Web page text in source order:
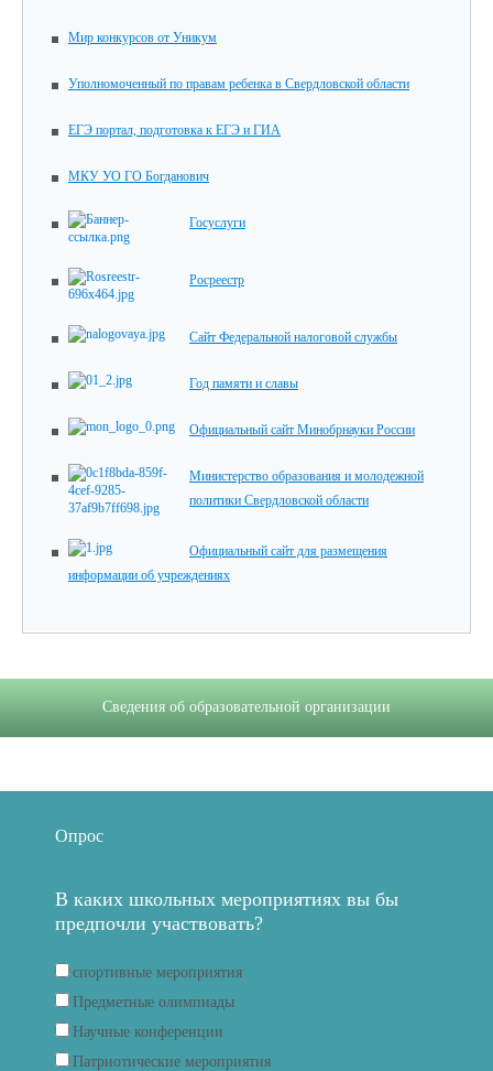
Мир конкурсов от Уникум
Уполномоченный по правам ребенка в Свердловской области
ЕГЭ портал, подготовка к ЕГЭ и ГИА
МКУ УО ГО Богданович
Госуслуги
Росреестр
Сайт Федеральной налоговой службы
Год памяти и славы
Официальный сайт Минобрнауки России
Министерство образования и молодежной
политики Свердловской области
Официальный сайт для размещения
информации об учреждениях
Сведения об образовательной организации
Опрос
В каких школьных мероприятиях вы бы
предпочли участвовать?
спортивные мероприятия
Предметные олимпиады
Научные конференции
Патриотические мероприятия